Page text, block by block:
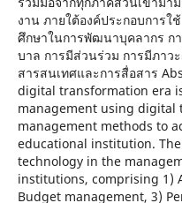
งาน ภายใต้องค์ประกอบการ
ศึกษาในการพัฒนาบุคลากร ก
บาล การมีส่วนร่วม การมีภาว
สารสนเทศและการสื่อสาร
digital transformation era
management using digital
management methods to
educational institution.
technology in the
institutions, comprising 1)
Budget management, 3)